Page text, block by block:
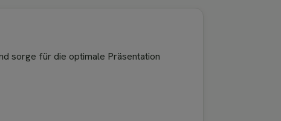
sorge für die optimale Präsentation